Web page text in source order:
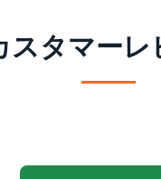
スタマーレ